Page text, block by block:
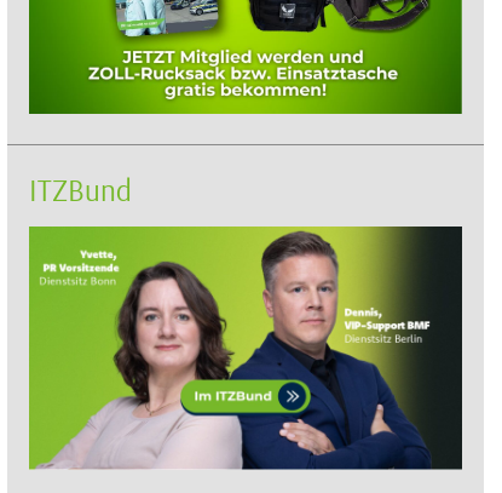
ITZBund